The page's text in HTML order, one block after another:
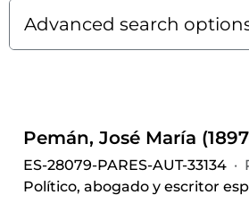
Advanced search
Pemán, José María
ES-28079-PARES-AUT-33134 ·
Político, abogado y escritor